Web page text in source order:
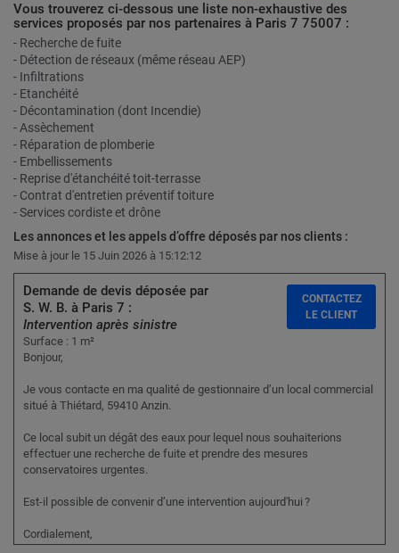
Vous trouverez ci-dessous une liste non-exhaustive des
services proposés par nos partenaires à Paris 7 75007 :
- Recherche de fuite
- Détection de réseaux (même réseau AEP)
- Infiltrations
- Etanchéité
- Décontamination (dont Incendie)
- Assèchement
- Réparation de plomberie
- Embellissements
- Reprise d'étanchéité toit-terrasse
- Contrat d'entretien préventif toiture
- Services cordiste et drône
Les annonces et les appels d’offre déposés par nos clients :
Mise à jour le 15 Juin 2026 à 15:12:12
Demande de devis déposée par
S. W. B. à Paris 7 :
Intervention après sinistre
Surface : 1 m²
Bonjour,
Je vous contacte en ma qualité de gestionnaire d’un local commercial
situé à Thiétard, 59410 Anzin.
Ce local subit un dégât des eaux pour lequel nous souhaiterions
effectuer une recherche de fuite et prendre des mesures
conservatoires urgentes.
Est-il possible de convenir d’une intervention aujourd'hui ?
Cordialement,
CONTACTEZ
LE CLIENT